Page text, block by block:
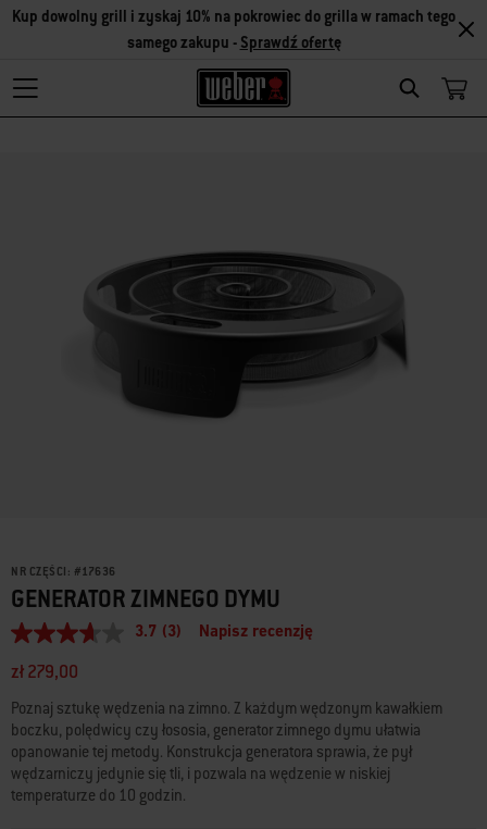
Search
Kup dowolny grill i zyskaj 10% na pokrowiec do grilla w ramach tego
samego zakupu - Sprawdź ofertę
NR CZĘŚCI: #17636
GENERATOR ZIMNEGO DYMU
3.7
5
średnia
wartość
oceny.
Read
3
Reviews.
3.7 (3) Napisz recenzję
zł 279,00
Poznaj sztukę wędzenia na zimno. Z każdym wędzonym kawałkiem
boczku, polędwicy czy łososia, generator zimnego dymu ułatwia
opanowanie tej metody. Konstrukcja generatora sprawia, że pył
wędzarniczy jedynie się tli, i pozwala na wędzenie w niskiej
temperaturze do 10 godzin.